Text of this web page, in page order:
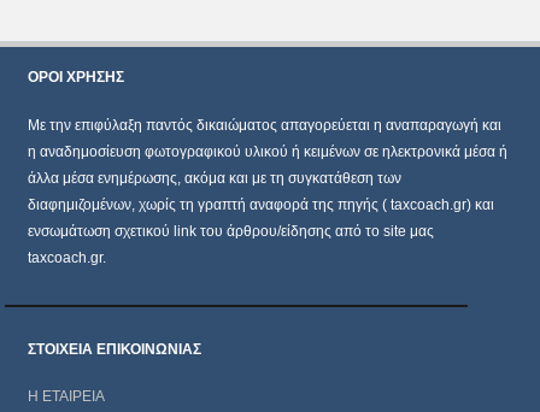
ΌΡΟΙ ΧΡΗΣΗΣ
Mε την επιφύλαξη παντός δικαιώματος απαγορεύεται η αναπαραγωγή και
η αναδημοσίευση φωτογραφικού υλικού ή κειμένων σε ηλεκτρονικά μέσα ή
άλλα μέσα ενημέρωσης, ακόμα και με τη συγκατάθεση των
διαφημιζομένων, χωρίς τη γραπτή αναφορά της πηγής ( taxcoach.gr) και
ενσωμάτωση σχετικού link του άρθρου/είδησης από το site μας
taxcoach.gr.
ΣΤΟΙΧΕΙΑ ΕΠΙΚΟΙΝΩΝΙΑΣ
Η ΕΤΑΙΡΕΙΑ